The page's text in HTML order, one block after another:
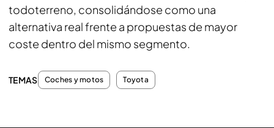
todoterreno, consolidándose como una
alternativa real frente a propuestas de mayor
coste dentro del mismo segmento.
TEMAS Coches y motos Toyota